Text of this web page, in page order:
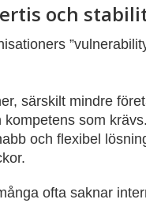
och
särskilt mindre
som
och flexibel
ofta saknar